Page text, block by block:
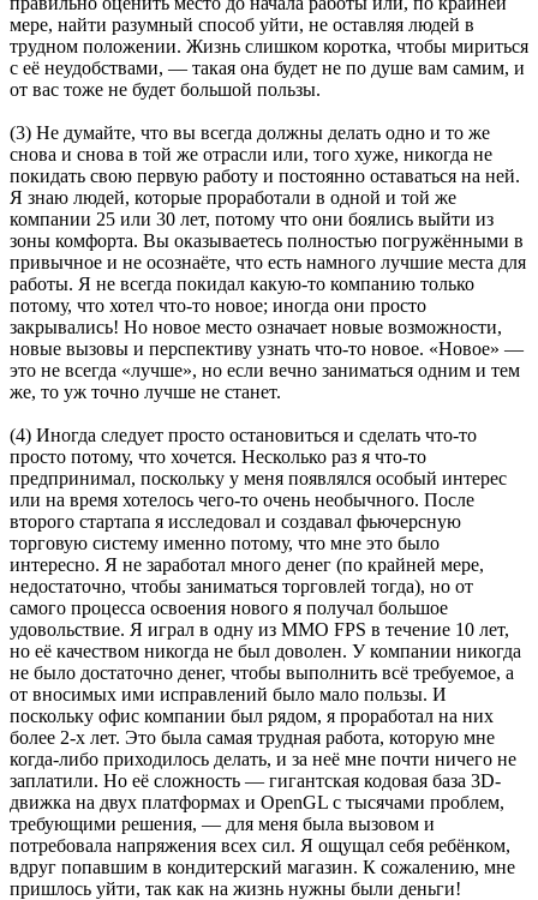
мере, найти разумный способ уйти, не оставляя людей в
трудном положении. Жизнь слишком коротка, чтобы мириться
с её неудобствами, — такая она будет не по душе вам самим, и
от вас тоже не будет большой пользы.
(3) Не думайте, что вы всегда должны делать одно и то же
снова и снова в той же отрасли или, того хуже, никогда не
покидать свою первую работу и постоянно оставаться на ней.
Я знаю людей, которые проработали в одной и той же
компании 25 или 30 лет, потому что они боялись выйти из
зоны комфорта. Вы оказываетесь полностью погружёнными в
привычное и не осознаёте, что есть намного лучшие места для
работы. Я не всегда покидал какую-то компанию только
потому, что хотел что-то новое; иногда они просто
закрывались! Но новое место означает новые возможности,
новые вызовы и перспективу узнать что-то новое. «Новое» —
это не всегда «лучше», но если вечно заниматься одним и тем
же, то уж точно лучше не станет.
(4) Иногда следует просто остановиться и сделать что-то
просто потому, что хочется. Несколько раз я что-то
предпринимал, поскольку у меня появлялся особый интерес
или на время хотелось чего-то очень необычного. После
второго стартапа я исследовал и создавал фьючерсную
торговую систему именно потому, что мне это было
интересно. Я не заработал много денег (по крайней мере,
недостаточно, чтобы заниматься торговлей тогда), но от
самого процесса освоения нового я получал большое
удовольствие. Я играл в одну из MMO FPS в течение 10 лет,
но её качеством никогда не был доволен. У компании никогда
не было достаточно денег, чтобы выполнить всё требуемое, а
от вносимых ими исправлений было мало пользы. И
поскольку офис компании был рядом, я проработал на них
более 2-х лет. Это была самая трудная работа, которую мне
когда-либо приходилось делать, и за неё мне почти ничего не
заплатили. Но её сложность — гигантская кодовая база 3D-
движка на двух платформах и OpenGL с тысячами проблем,
требующими решения, — для меня была вызовом и
потребовала напряжения всех сил. Я ощущал себя ребёнком,
вдруг попавшим в кондитерский магазин. К сожалению, мне
пришлось уйти, так как на жизнь нужны были деньги!